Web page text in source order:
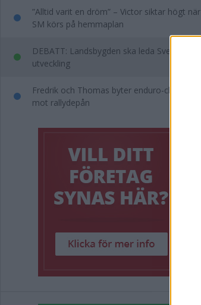
”Alltid varit en dröm” – Victor siktar högt när
SM körs på hemmaplan
DEBATT: Landsbygden ska leda Sveriges
utveckling
Fredrik och Thomas byter enduro-chefandet
mot rallydepån